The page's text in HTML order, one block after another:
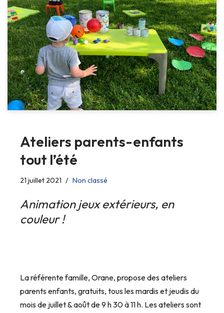
Ateliers parents-enfants
tout l’été
21 juillet 2021 Non classé
Animation jeux extérieurs, en
couleur !
La référente famille, Orane, propose des ateliers
parents enfants, gratuits, tous les mardis et jeudis du
mois de juillet & août de 9 h 30 à 11 h. Les ateliers sont